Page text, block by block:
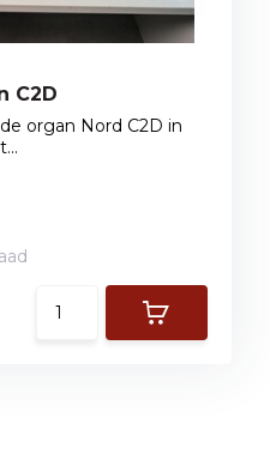
C2D
organ Nord C2D in